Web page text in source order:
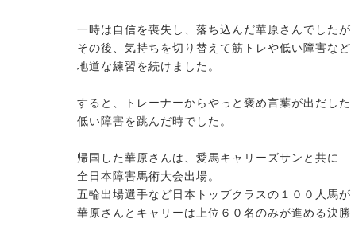
一時は自信を喪失し、落ち込んだ華原さんでしたが
その後、気持ちを切り替えて筋トレや低い障害など
地道な練習を続けました。
すると、トレーナーからやっと褒め言葉が出だした
低い障害を跳んだ時でした。
帰国した華原さんは、愛馬キャリーズサンと共に
全日本障害馬術大会出場。
五輪出場選手など日本トップクラスの１００人馬
華原さんとキャリーは上位６０名のみが進める決